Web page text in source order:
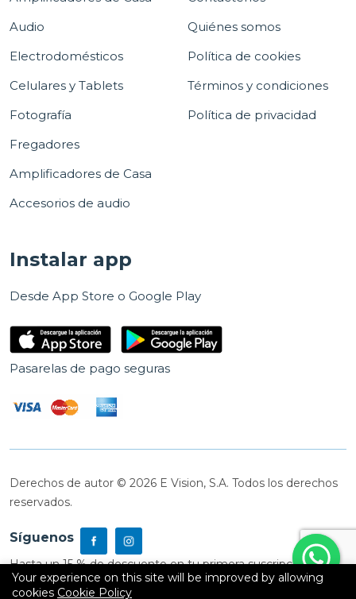
Audio
Electrodomésticos
Celulares y Tablets
Fotografía
Fregadores
Amplificadores de Casa
Accesorios de audio
Quiénes somos
Política de cookies
Términos y condiciones
Política de privacidad
Instalar app
Desde App Store o Google Play
Pasarelas de pago seguras
Derechos de autor © 2026 E Vision, S.A. Todos los derechos
reservados.
Síguenos
Hasta un 15 % de descuento en tu primera suscripción
Your experience on this site will be improved by allowing
cookies Cookie Policy